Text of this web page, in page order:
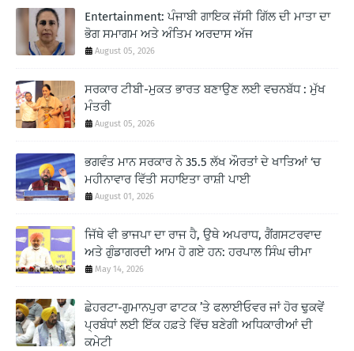
Entertainment: ਪੰਜਾਬੀ ਗਾਇਕ ਜੱਸੀ ਗਿੱਲ ਦੀ ਮਾਤਾ ਦਾ
ਭੋਗ ਸਮਾਗਮ ਅਤੇ ਅੰਤਿਮ ਅਰਦਾਸ ਅੱਜ
August 05, 2026
ਸਰਕਾਰ ਟੀਬੀ-ਮੁਕਤ ਭਾਰਤ ਬਣਾਉਣ ਲਈ ਵਚਨਬੱਧ : ਮੁੱਖ
ਮੰਤਰੀ
August 05, 2026
ਭਗਵੰਤ ਮਾਨ ਸਰਕਾਰ ਨੇ 35.5 ਲੱਖ ਔਰਤਾਂ ਦੇ ਖਾਤਿਆਂ ‘ਚ
ਮਹੀਨਾਵਾਰ ਵਿੱਤੀ ਸਹਾਇਤਾ ਰਾਸ਼ੀ ਪਾਈ
August 01, 2026
ਜਿੱਥੇ ਵੀ ਭਾਜਪਾ ਦਾ ਰਾਜ ਹੈ, ਉਥੇ ਅਪਰਾਧ, ਗੈਂਗਸਟਰਵਾਦ
ਅਤੇ ਗੁੰਡਾਗਰਦੀ ਆਮ ਹੋ ਗਏ ਹਨ: ਹਰਪਾਲ ਸਿੰਘ ਚੀਮਾ
May 14, 2026
ਛੇਹਰਟਾ-ਗੁਮਾਨਪੁਰਾ ਫਾਟਕ ’ਤੇ ਫਲਾਈਓਵਰ ਜਾਂ ਹੋਰ ਢੁਕਵੇਂ
ਪ੍ਰਬੰਧਾਂ ਲਈ ਇੱਕ ਹਫ਼ਤੇ ਵਿੱਚ ਬਣੇਗੀ ਅਧਿਕਾਰੀਆਂ ਦੀ
ਕਮੇਟੀ